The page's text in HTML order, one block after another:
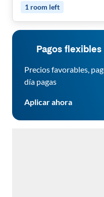
1 room left
Pagos flexibles
Precios favorables,
día pagas
Aplicar ahora